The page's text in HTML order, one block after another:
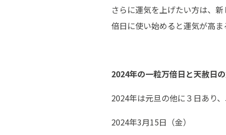
さらに運気を上げたい方は、
倍日に使い始めると運気が高ま
2024年の一粒万倍日と天赦日
2024年は元旦の他に３日あり、
2024年3月15日（金）